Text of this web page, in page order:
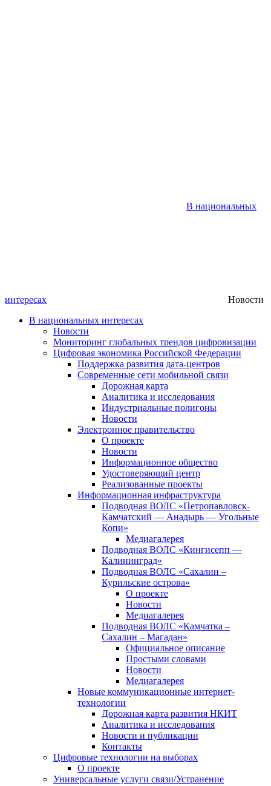
В национальных
интересах
Новости
В национальных интересах
Новости
Мониторинг глобальных трендов цифровизации
Цифровая экономика Российской Федерации
Поддержка развития дата-центров
Современные сети мобильной связи
Дорожная карта
Аналитика и исследования
Индустриальные полигоны
Новости
Электронное правительство
О проекте
Новости
Информационное общество
Удостоверяющий центр
Реализованные проекты
Информационная инфраструктура
Подводная ВОЛС «Петропавловск-
Камчатский — Анадырь — Угольные
Копи»
Медиагалерея
Подводная ВОЛС «Кингисепп —
Калининград»
Подводная ВОЛС «Сахалин –
Курильские острова»
О проекте
Новости
Медиагалерея
Подводная ВОЛС «Камчатка –
Сахалин – Магадан»
Официальное описание
Простыми словами
Новости
Медиагалерея
Новые коммуникационные интернет-
технологии
Дорожная карта развития НКИТ
Аналитика и исследования
Новости и публикации
Контакты
Цифровые технологии на выборах
О проекте
Универсальные услуги связи/Устранение